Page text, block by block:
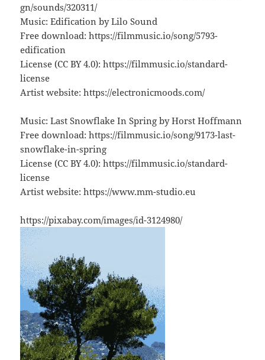
gn/sounds/320311/
Music: Edification by Lilo Sound
Free download: https://filmmusic.io/song/5793-
edification
License (CC BY 4.0): https://filmmusic.io/standard-
license
Artist website: https://electronicmoods.com/
Music: Last Snowflake In Spring by Horst Hoffmann
Free download: https://filmmusic.io/song/9173-last-
snowflake-in-spring
License (CC BY 4.0): https://filmmusic.io/standard-
license
Artist website: https://www.mm-studio.eu
https://pixabay.com/images/id-3124980/